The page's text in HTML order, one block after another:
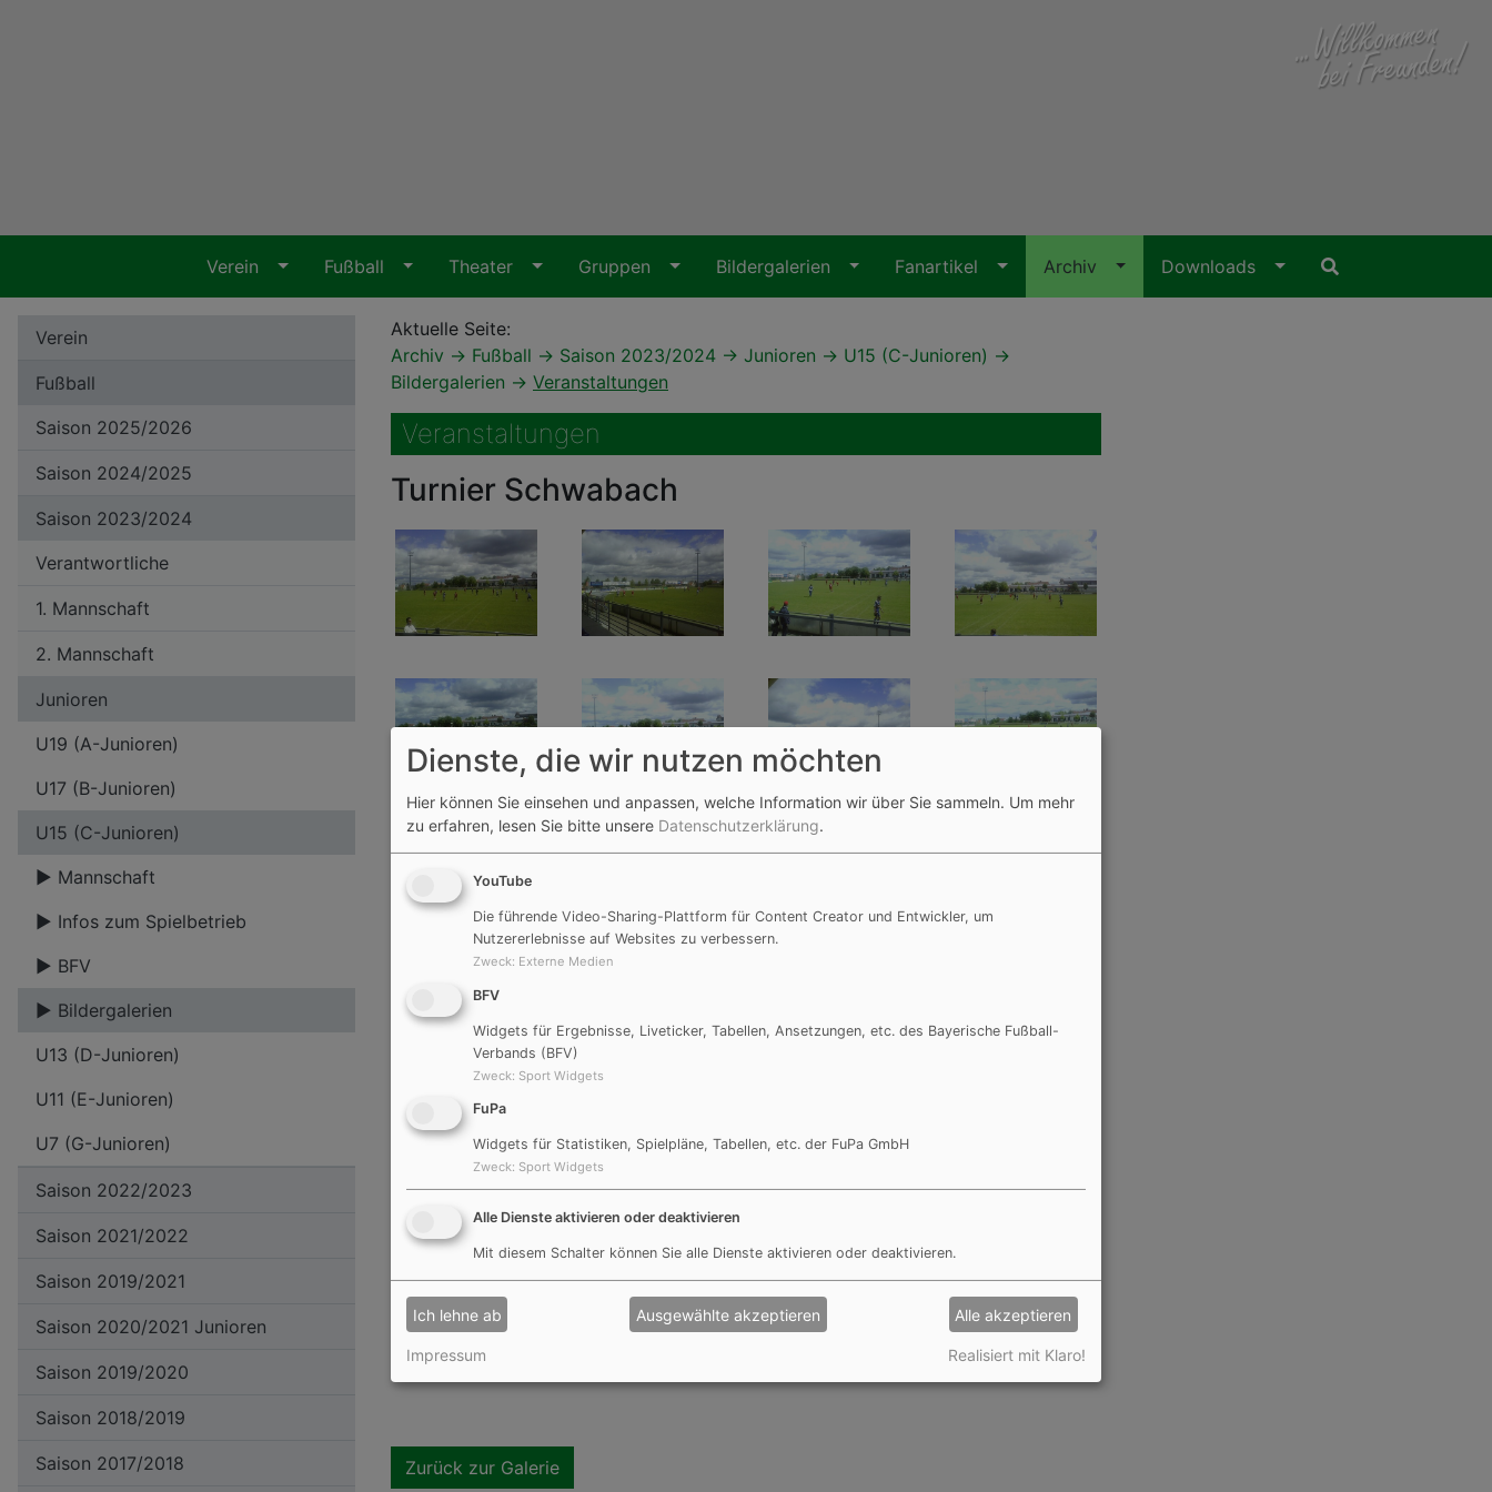
Verein Fußball Theater Gruppen Bildergalerien Fanartikel Archiv Downloads
Aktuelle Seite:
Archiv
Fußball Saison 2023/2024 Junioren
U15 (C-Junioren)
Bildergalerien
Veranstaltungen
Veranstaltungen
Turnier Schwabach
Zurück zur Galerie
Verein
Fußball
Saison 2025/2026
Saison 2024/2025
Saison 2023/2024
Verantwortliche
1. Mannschaft
2. Mannschaft
Junioren
U19 (A-Junioren)
U17 (B-Junioren)
U15 (C-Junioren)
Mannschaft
Infos zum Spielbetrieb
BFV
Bildergalerien
U13 (D-Junioren)
U11 (E-Junioren)
U7 (G-Junioren)
Saison 2022/2023
Saison 2021/2022
Saison 2019/2021
Saison 2020/2021 Junioren
Saison 2019/2020
Saison 2018/2019
Saison 2017/2018
Dienste, die wir nutzen möchten
Hier können Sie einsehen und anpassen, welche Information wir über Sie sammeln. Um mehr
zu erfahren, lesen Sie bitte unsere Datenschutzerklärung.
YouTube
Die führende Video-Sharing-Plattform für Content Creator und Entwickler, um
Nutzererlebnisse auf Websites zu verbessern.
Zweck: Externe Medien
BFV
Widgets für Ergebnisse, Liveticker, Tabellen, Ansetzungen, etc. des Bayerische Fußball-
Verbands (BFV)
Zweck: Sport Widgets
FuPa
Widgets für Statistiken, Spielpläne, Tabellen, etc. der FuPa GmbH
Zweck: Sport Widgets
Alle Dienste aktivieren oder deaktivieren
Mit diesem Schalter können Sie alle Dienste aktivieren oder deaktivieren.
Ich lehne ab Ausgewählte akzeptieren Alle akzeptieren
Impressum Realisiert mit Klaro!